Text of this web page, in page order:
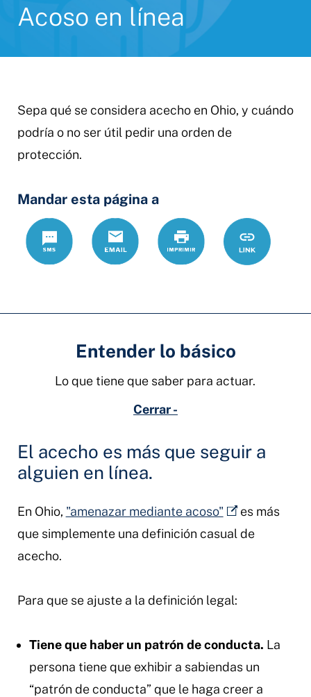
Acoso en línea
Sepa qué se considera acecho en Ohio, y cuándo
podría o no ser útil pedir una orden de
protección.
Mandar esta página a
Text
Correo
electrónico
Print
https://
en-
Link
Entender lo básico
Lo que tiene que saber para actuar.
Cerrar -
El acecho es más que seguir a
alguien en línea.
En Ohio, "amenazar mediante acoso"
es más
que simplemente una definición casual de
acecho.
Para que se ajuste a la definición legal:
Tiene que haber un patrón de conducta. La
persona tiene que exhibir a sabiendas un
“patrón de conducta” que le haga creer a